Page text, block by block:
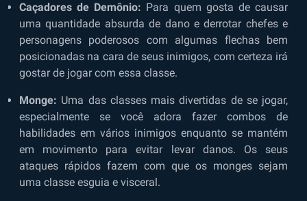
Caçadores de Demônio: Para quem gosta de causar
uma quantidade absurda de dano e derrotar chefes e
personagens poderosos com algumas flechas bem
posicionadas na cara de seus inimigos, com certeza irá
gostar de jogar com essa classe.
Monge: Uma das classes mais divertidas de se jogar,
especialmente se você adora fazer combos de
habilidades em vários inimigos enquanto se mantém
em movimento para evitar levar danos. Os seus
ataques rápidos fazem com que os monges sejam
uma classe esguia e visceral.